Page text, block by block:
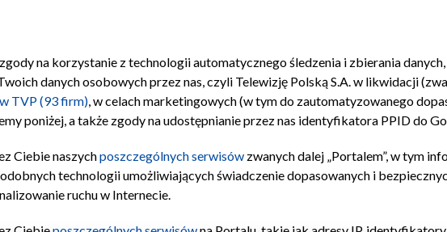
Polityka prywatności Moje zgody Pomoc Biuro reklamy
na korzystanie z technologii automatycznego śledzenia i zbierania
danych osobowych przez nas, czyli Telewizję Polską S.A. w likwidacji
TVP (93 firm), w celach marketingowych (w tym do zautomatyzowanego
poniżej, a także zgody na udostępnianie przez nas identyfikatora PPID do
Ciebie naszychposzczególnych serwisów zwanych dalej „Portalem”, w tym
technologii umożliwiających świadczenie dopasowanych i
ruchu w Internecie.